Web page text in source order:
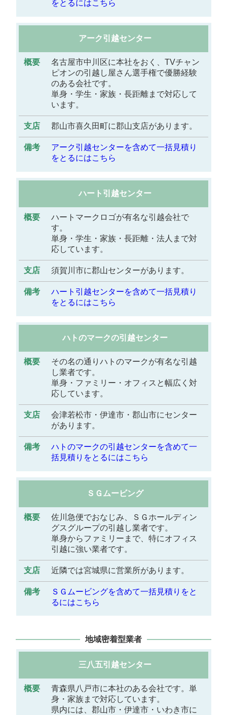
をとるにはこちら
アーク引越センター
名古屋市中川区に本社をおく、TVチャン
ピオンの引越し屋さん選手権で優勝経験
のある会社です。
単身・学生・家族・長距離まで対応して
います。
郡山市喜久田町に郡山支店があります。
アーク引越センターを含めて一括見積り
をとるにはこちら
ハート引越センター
ハートマークロゴが有名な引越会社で
す。
単身・学生・家族・長距離・法人まで対
応しています。
須賀川市に郡山センターがあります。
ハート引越センターを含めて一括見積り
をとるにはこちら
ハトのマークの引越センター
その名の通りハトのマークが有名な引越
し業者です。
単身・ファミリー・オフィスと幅広く対
応しています。
会津若松市・伊達市・郡山市にセンター
があります。
ハトのマークの引越センターを含めて一
括見積りをとるにはこちら
ＳＧムービング
佐川急便でおなじみ、ＳＧホールディン
グスグループの引越し業者です。
単身からファミリーまで、特にオフィス
引越に強い業者です。
近隣では宮城県に営業所があります。
ＳＧムービングを含めて一括見積りをと
るにはこちら
地域密着型業者
要
三八五引越センター
青森県八戸市に本社のある会社です。単
身・家族まで対応しています。
県内には、郡山市・伊達市・いわき市に